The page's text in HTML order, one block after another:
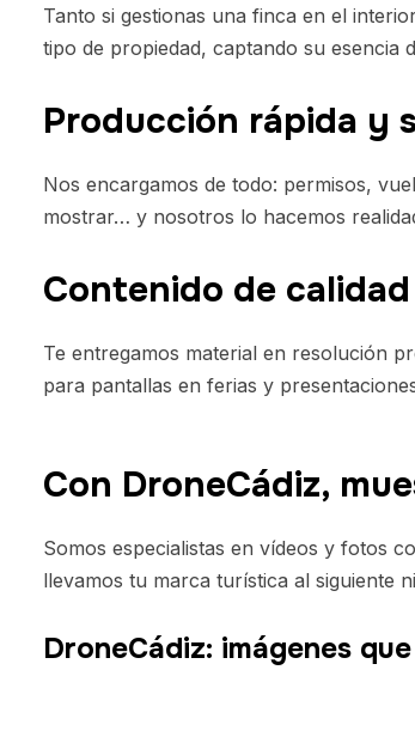
Tanto si gestionas una finca en el
tipo de propiedad, captando su esencia
Producción rápida y
Nos encargamos de todo: permisos,
mostrar… y nosotros lo hacemos
Contenido de
Te entregamos material en resolución
para pantallas en ferias y
Con DroneCádiz,
Somos especialistas en vídeos y fotos
llevamos tu marca turística al siguiente
DroneCádiz: imágenes